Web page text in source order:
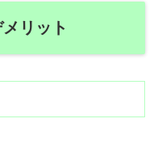
リット